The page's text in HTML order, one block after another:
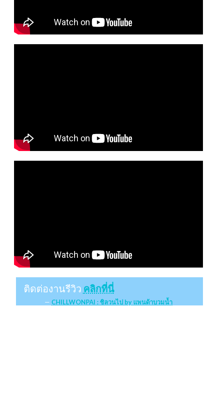
ติดต่องานรีวิว คลิกที่นี่
CHILLWONPAI : ชิลวนไป by แพนด้าบวมน้ำ